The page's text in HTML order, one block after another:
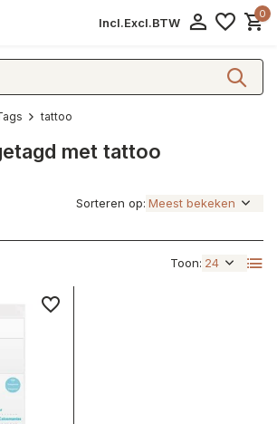
Incl.Excl.BTW
0
tattoo
met tattoo
Toon:
Sorteren op: